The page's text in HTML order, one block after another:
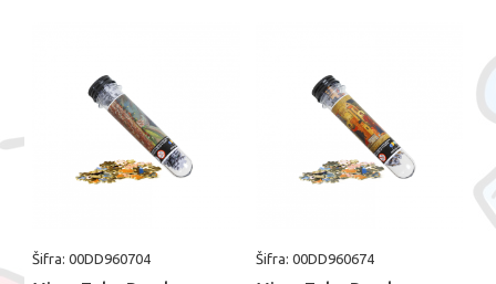
Šifra: 00DD960704 Šifra: 00DD960674